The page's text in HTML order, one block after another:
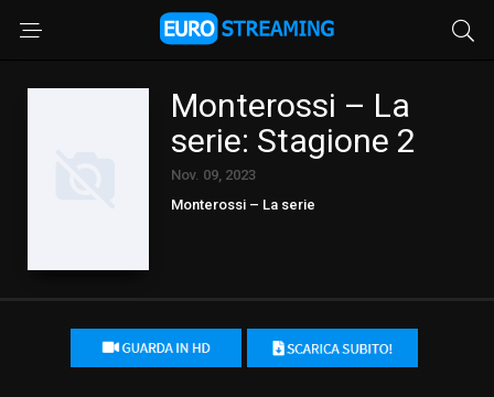
Monterossi – La
serie: Stagione 2
Nov. 09, 2023
Monterossi – La serie